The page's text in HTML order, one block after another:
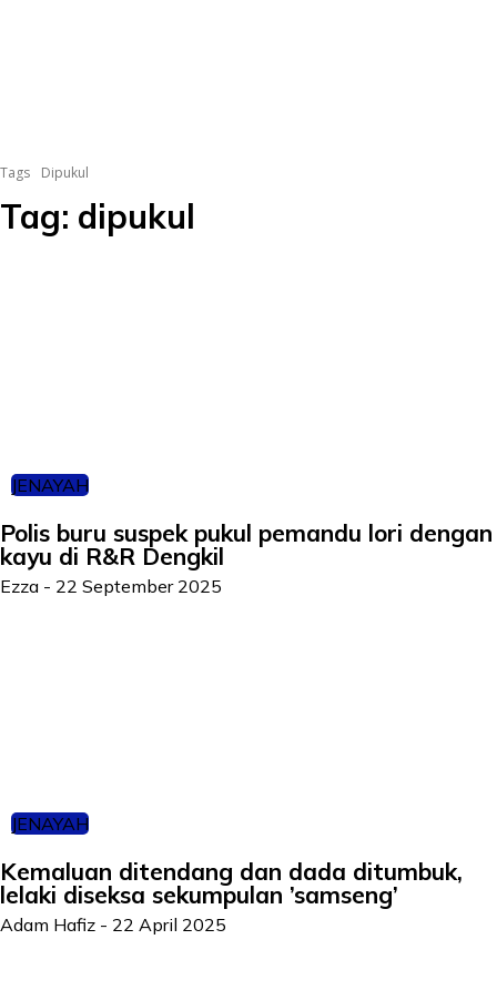
Tags Dipukul
Tag: dipukul
JENAYAH
Polis buru suspek pukul pemandu lori dengan
kayu di R&R Dengkil
Ezza - 22 September 2025
JENAYAH
Kemaluan ditendang dan dada ditumbuk,
lelaki diseksa sekumpulan ’samseng’
Adam Hafiz - 22 April 2025